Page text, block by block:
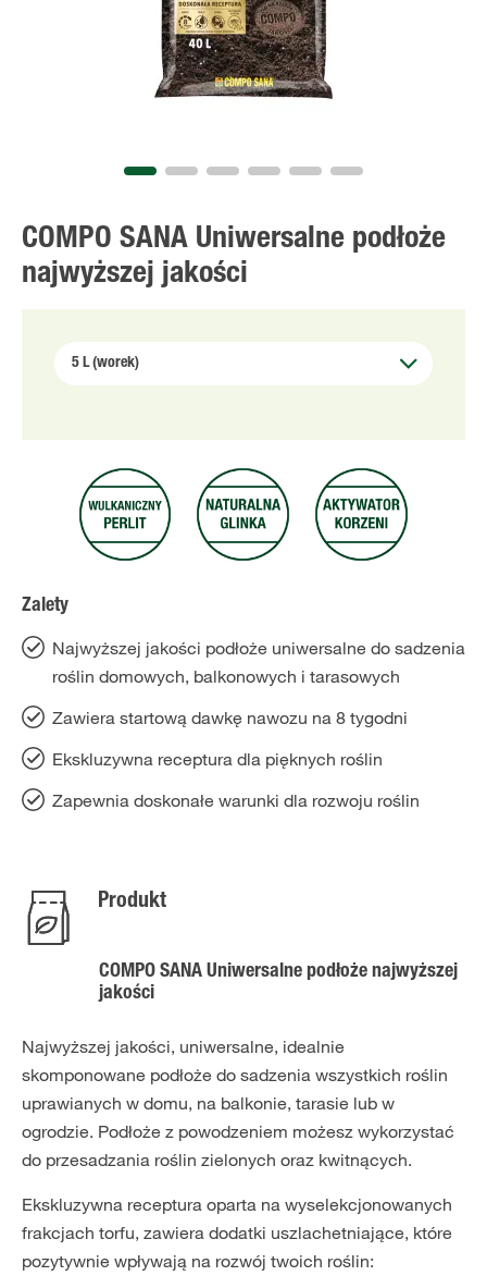
COMPO SANA Uniwersalne podłoże
najwyższej jakości
Zalety
Najwyższej jakości podłoże uniwersalne do sadzenia
roślin domowych, balkonowych i tarasowych
Zawiera startową dawkę nawozu na 8 tygodni
Ekskluzywna receptura dla pięknych roślin
Zapewnia doskonałe warunki dla rozwoju roślin
Produkt
COMPO SANA Uniwersalne podłoże najwyższej
jakości
Najwyższej jakości, uniwersalne, idealnie
skomponowane podłoże do sadzenia wszystkich roślin
uprawianych w domu, na balkonie, tarasie lub w
ogrodzie. Podłoże z powodzeniem możesz wykorzystać
do przesadzania roślin zielonych oraz kwitnących.
Ekskluzywna receptura oparta na wyselekcjonowanych
frakcjach torfu, zawiera dodatki uszlachetniające, które
pozytywnie wpływają na rozwój twoich roślin: